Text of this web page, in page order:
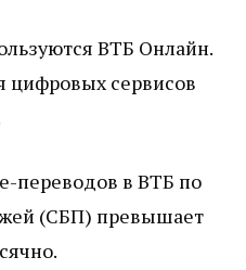
ВТБ Онлайн.
цифровых сервисов
переводов в ВТБ по
(СБП) превышает